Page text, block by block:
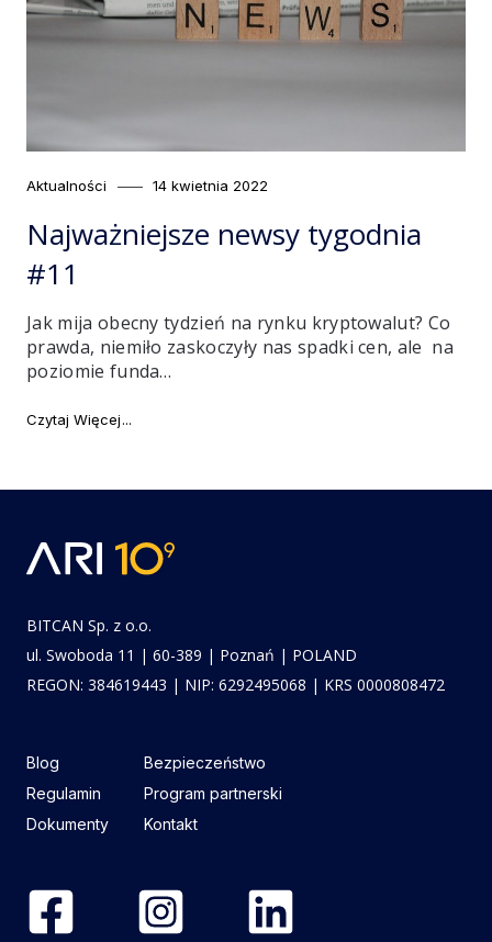
Category
Aktualności
Posted
14 kwietnia 2022
Najważniejsze newsy tygodnia
#11
Jak mija obecny tydzień na rynku kryptowalut? Co
prawda, niemiło zaskoczyły nas spadki cen, ale na
poziomie funda…
Czytaj Więcej
BITCAN Sp. z o.o.
ul. Swoboda 11 | 60-389 | Poznań | POLAND
REGON: 384619443 | NIP: 6292495068 | KRS 0000808472
Blog
Regulamin
Dokumenty
Bezpieczeństwo
Program partnerski
Kontakt